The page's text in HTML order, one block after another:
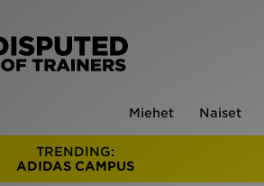
Miehet Naiset
TRENDING:
ADIDAS CAMPUS